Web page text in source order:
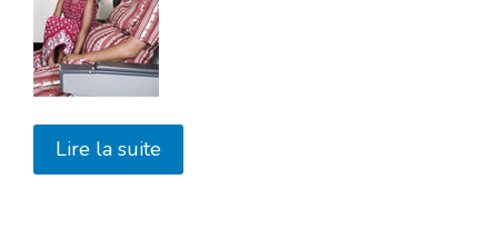
Lire la suite